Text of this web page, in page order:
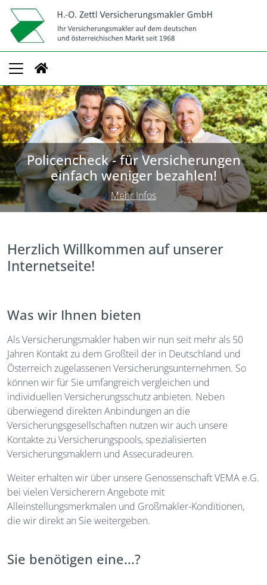
Policencheck - für Versicherungen
einfach weniger bezahlen!
Mehr Infos
Herzlich Willkommen auf unserer
Internetseite!
Was wir Ihnen bieten
Als Versicherungsmakler haben wir nun seit mehr als 50
Jahren Kontakt zu dem Großteil der in Deutschland und
Österreich zugelassenen Versicherungsunternehmen. So
können wir für Sie umfangreich vergleichen und
individuellen Versicherungsschutz anbieten. Neben
überwiegend direkten Anbindungen an die
Versicherungsgesellschaften nutzen wir auch unsere
Kontakte zu Versicherungspools, spezialisierten
Versicherungsmaklern und Assecuradeuren.
Weiter erhalten wir über unsere Genossenschaft VEMA e.G.
bei vielen Versicherern Angebote mit
Alleinstellungsmerkmalen und Großmakler-Konditionen,
die wir direkt an Sie weitergeben.
Sie benötigen eine...?